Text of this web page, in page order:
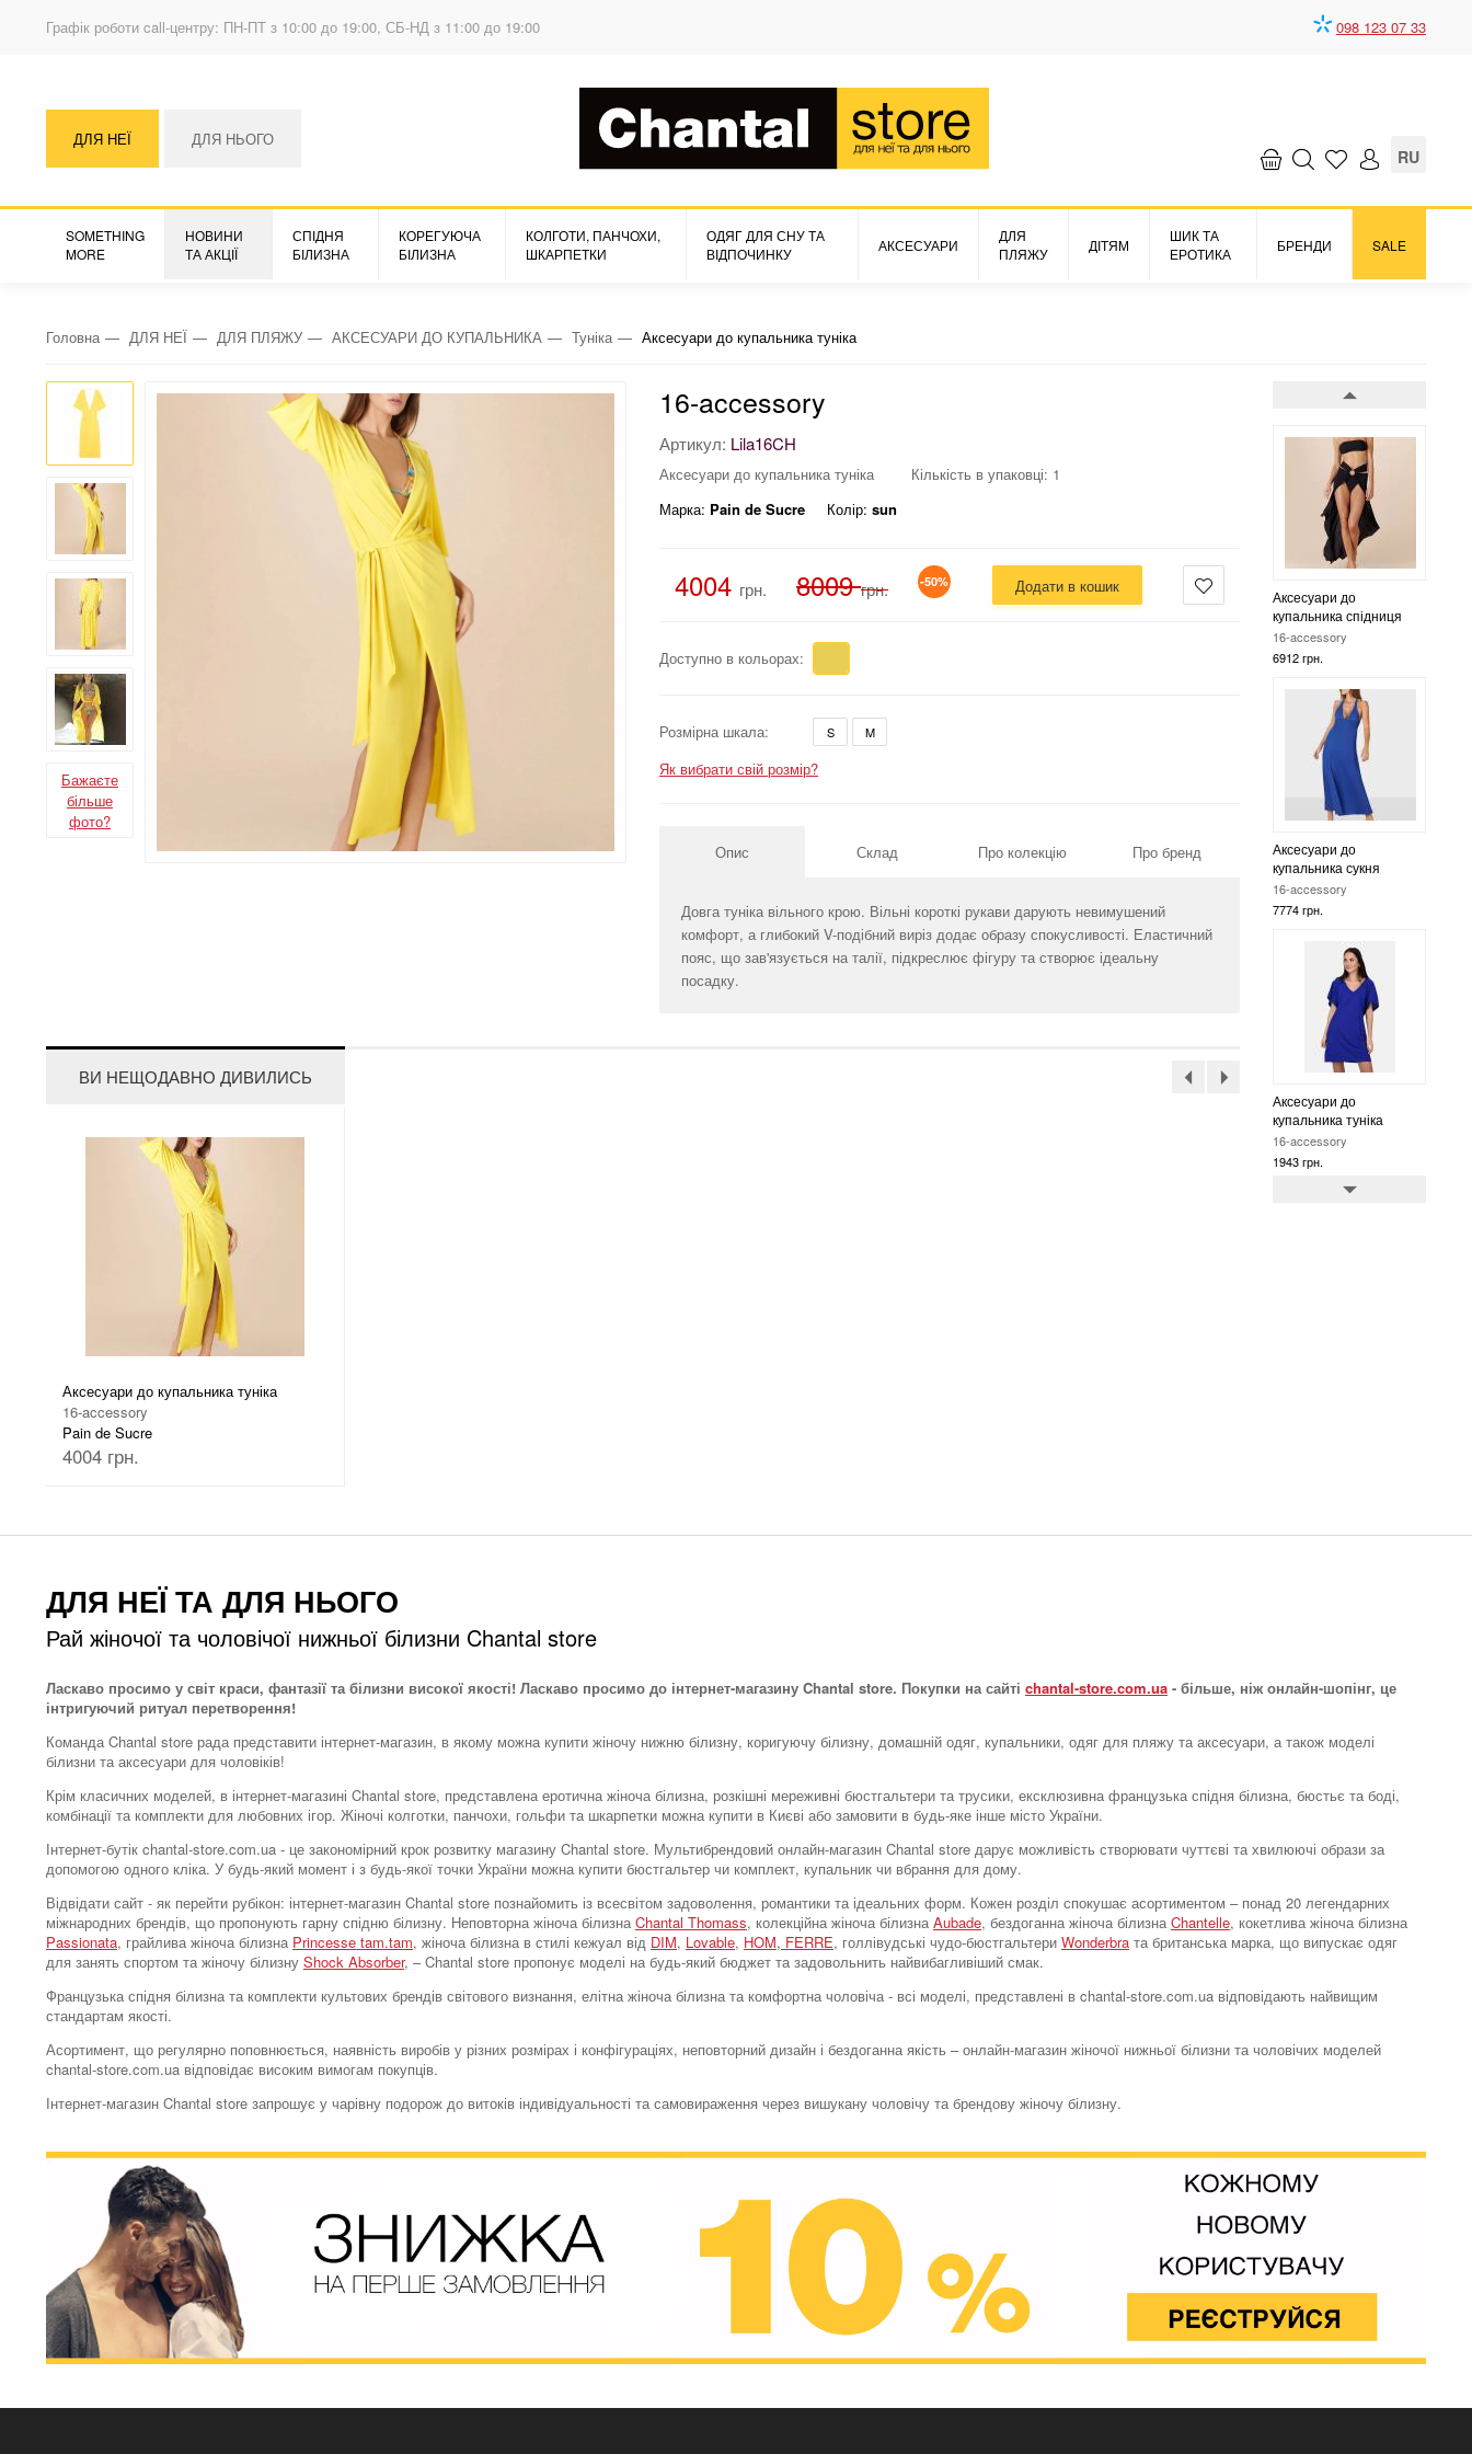
Графік роботи call-центру: ПН-ПТ з 10:00 до 19:00, СБ-НД з 11:00 до 19:00 098 123 07 33
ДЛЯ НЕЇ ДЛЯ НЬОГО
RU
SOMETHING
MORE
НОВИНИ
ТА АКЦІЇ
СПІДНЯ
БІЛИЗНА
КОРЕГУЮЧА
БІЛИЗНА
КОЛГОТИ, ПАНЧОХИ,
ШКАРПЕТКИ
ОДЯГ ДЛЯ СНУ ТА
ВІДПОЧИНКУ
АКСЕСУАРИ
ДЛЯ
ПЛЯЖУ
ДІТЯМ
ШИК ТА
ЕРОТИКА
БРЕНДИ SALE
Головна ДЛЯ НЕЇ ДЛЯ ПЛЯЖУ АКСЕСУАРИ ДО КУПАЛЬНИКА Туніка Аксесуари до купальника туніка
Аксесуари до
купальника спідниця
16-accessory
6912 грн.
Аксесуари до
купальника сукня
16-accessory
7774 грн.
Аксесуари до
купальника туніка
16-accessory
1943 грн.
Бажаєте
більше
фото?
16-accessory
Артикул: Lila16CH
Аксесуари до купальника туніка
Кількість в упаковці: 1
Марка: Pain de Sucre Колір: sun
4004 грн. 8009 грн. -50% Додати в кошик
Доступно в кольорах:
Розмірна шкала: S M
Як вибрати свій розмір?
Опис Склад Про колекцію Про бренд
Довга туніка вільного крою. Вільні короткі рукави дарують невимушений
комфорт, а глибокий V-подібний виріз додає образу спокусливості. Еластичний
пояс, що зав'язується на талії, підкреслює фігуру та створює ідеальну
посадку.
ВИ НЕЩОДАВНО ДИВИЛИСЬ
Аксесуари до купальника туніка
16-accessory
Pain de Sucre
4004 грн.
ДЛЯ НЕЇ ТА ДЛЯ НЬОГО
Рай жіночої та чоловічої нижньої білизни Chantal store
Ласкаво просимо у світ краси, фантазії та білизни високої якості! Ласкаво просимо до інтернет-магазину Chantal store. Покупки на сайті chantal-store.com.ua - більше, ніж онлайн-шопінг, це
інтригуючий ритуал перетворення!
Команда Chantal store рада представити інтернет-магазин, в якому можна купити жіночу нижню білизну, коригуючу білизну, домашній одяг, купальники, одяг для пляжу та аксесуари, а також моделі
білизни та аксесуари для чоловіків!
Крім класичних моделей, в інтернет-магазині Chantal store, представлена ​​еротична жіноча білизна, розкішні мереживні бюстгальтери та трусики, ексклюзивна французька спідня білизна, бюстьє та боді,
комбінації та комплекти для любовних ігор. Жіночі колготки, панчохи, гольфи та шкарпетки можна купити в Києві або замовити в будь-яке інше місто України.
Інтернет-бутік chantal-store.com.ua - це закономірний крок розвитку магазину Chantal store. Мультибрендовий онлайн-магазин Chantal store дарує можливість створювати чуттєві та хвилюючі образи за
допомогою одного кліка. У будь-який момент і з будь-якої точки України можна купити бюстгальтер чи комплект, купальник чи вбрання для дому.
Відвідати сайт - як перейти рубікон: інтернет-магазин Chantal store познайомить із всесвітом задоволення, романтики та ідеальних форм. Кожен розділ спокушає асортиментом – понад 20 легендарних
міжнародних брендів, що пропонують гарну спідню білизну. Неповторна жіноча білизнаChantal Thomass, колекційна жіноча білизнаAubade, бездоганна жіноча білизнаChantelle, кокетлива жіноча білизна
Passionata, грайлива жіноча білизна Princesse tam.tam, жіноча білизна в стилі кежуал від DIM, Lovable, HOM, FERRE, голлівудські чудо-бюстгальтери Wonderbra та британська марка, що випускає одяг
для занять спортом та жіночу білизну Shock Absorber, – Chantal store пропонує моделі на будь-який бюджет та задовольнить найвибагливіший смак.
Французька спідня білизна та комплекти культових брендів світового визнання, елітна жіноча білизна та комфортна чоловіча - всі моделі, представлені в chantal-store.com.ua відповідають найвищим
стандартам якості.
Асортимент, що регулярно поповнюється, наявність виробів у різних розмірах і конфігураціях, неповторний дизайн і бездоганна якість – онлайн-магазин жіночої нижньої білизни та чоловічих моделей
chantal-store.com.ua відповідає високим вимогам покупців.
Інтернет-магазин Chantal store запрошує у чарівну подорож до витоків індивідуальності та самовираження через вишукану чоловічу та брендову жіночу білизну.